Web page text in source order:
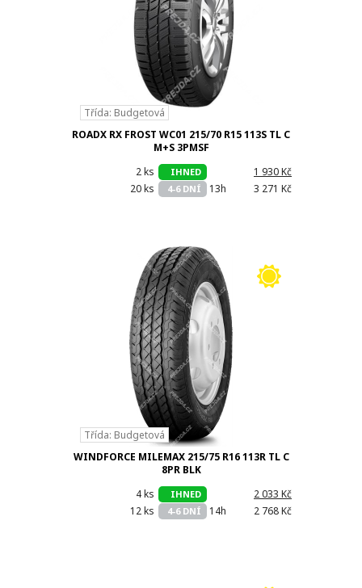
Třída: Budgetová
ROADX RX FROST WC01 215/70 R15 113S TL C
M+S 3PMSF
1 930 Kč
IHNED
2 ks
3 271 Kč
13h
4-6 DNÍ
20 ks
Třída: Budgetová
WINDFORCE MILEMAX 215/75 R16 113R TL C
8PR BLK
2 033 Kč
IHNED
4 ks
2 768 Kč
14h
4-6 DNÍ
12 ks